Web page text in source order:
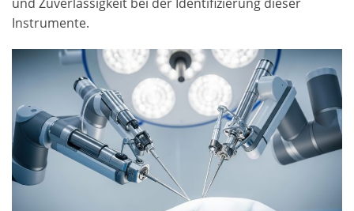
Instrumente.